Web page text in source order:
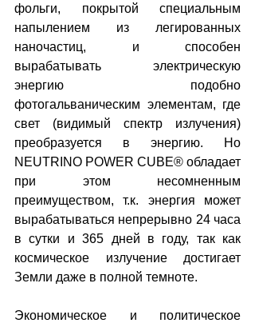
фольги, покрытой специальным
напылением из легированных
наночастиц, и способен
вырабатывать электрическую
энергию подобно
фотогальваническим элементам, где
свет (видимый спектр излучения)
преобразуется в энергию. Но
NEUTRINO POWER CUBE® обладает
при этом несомненным
преимуществом, т.к. энергия может
вырабатываться непрерывно 24 часа
в сутки и 365 дней в году, так как
космическое излучение достигает
Земли даже в полной темноте.
Экономическое и политическое